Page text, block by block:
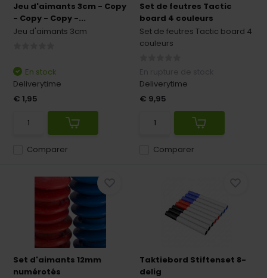
Jeu d'aimants 3cm - Copy
- Copy - Copy -...
Jeu d'aimants 3cm
Comparer
En stock
Deliverytime
€ 1,95
Set de feutres Tactic
board 4 couleurs
Set de feutres Tactic board 4
couleurs
Comparer
Deliverytime
€ 9,95
Set d'aimants 12mm
numérotés
Taktiebord Stiftenset 8-
delig